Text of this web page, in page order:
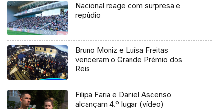
Nacional reage com surpresa e
repúdio
Bruno Moniz e Luísa Freitas
venceram o Grande Prémio dos
Reis
Filipa Faria e Daniel Ascenso
alcançam 4.º lugar (vídeo)